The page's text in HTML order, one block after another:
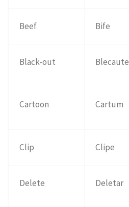
Beef Bife
Black-out Blecaute
Cartoon Cartum
Clip Clipe
Delete Deletar